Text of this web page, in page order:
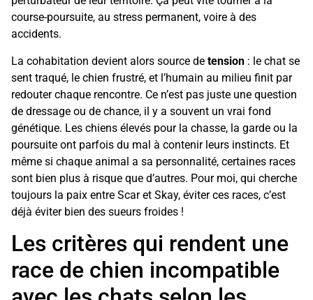
course-poursuite, au stress permanent, voire à des
accidents.
La cohabitation devient alors source de tension : le chat se
sent traqué, le chien frustré, et l’humain au milieu finit par
redouter chaque rencontre. Ce n’est pas juste une question
de dressage ou de chance, il y a souvent un vrai fond
génétique. Les chiens élevés pour la chasse, la garde ou la
poursuite ont parfois du mal à contenir leurs instincts. Et
même si chaque animal a sa personnalité, certaines races
sont bien plus à risque que d’autres. Pour moi, qui cherche
toujours la paix entre Scar et Skay, éviter ces races, c’est
déjà éviter bien des sueurs froides !
Les critères qui rendent une
race de chien incompatible